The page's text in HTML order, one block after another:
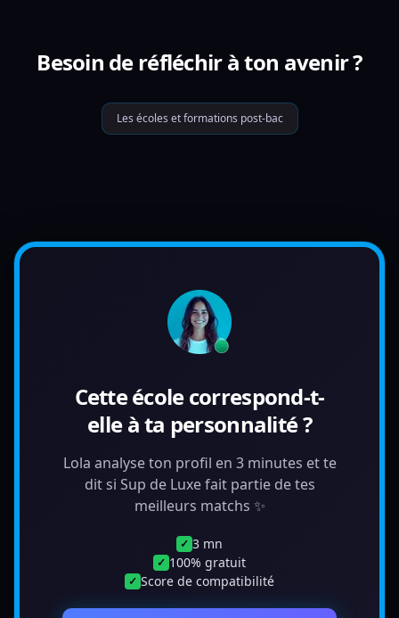
Besoin de réfléchir à ton avenir ?
Les écoles et formations post-bac
Cette école correspond-t-
elle à ta personnalité ?
Lola analyse ton profil en 3 minutes et te
dit si Sup de Luxe fait partie de tes
meilleurs matchs ✨
✓ 3 mn
✓ 100% gratuit
✓ Score de compatibilité